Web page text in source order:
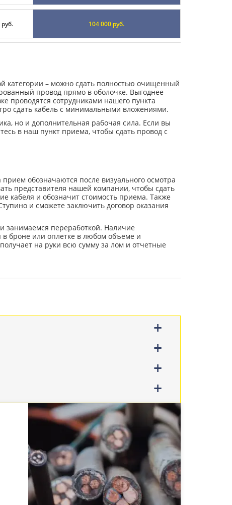
руб. 104 000 руб.
категории – можно сдать полностью очищенный
провод прямо в оболочке. Выгоднее
проводятся сотрудниками нашего пункта
сдать кабель с минимальными вложениями.
но и дополнительная рабочая сила. Если вы
в наш пункт приема, чтобы сдать провод с
обозначаются после визуального осмотра
представителя нашей компании, чтобы сдать
кабеля и обозначит стоимость приема. Также
и сможете заключить договор оказания
занимаемся переработкой. Наличие
в броне или оплетке в любом объеме и
на руки всю сумму за лом и отчетные